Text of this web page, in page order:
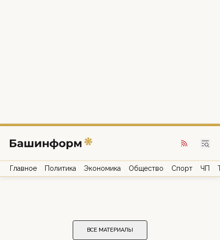
Главное Политика Экономика Общество Спорт ЧП
ВСЕ МАТЕРИАЛЫ